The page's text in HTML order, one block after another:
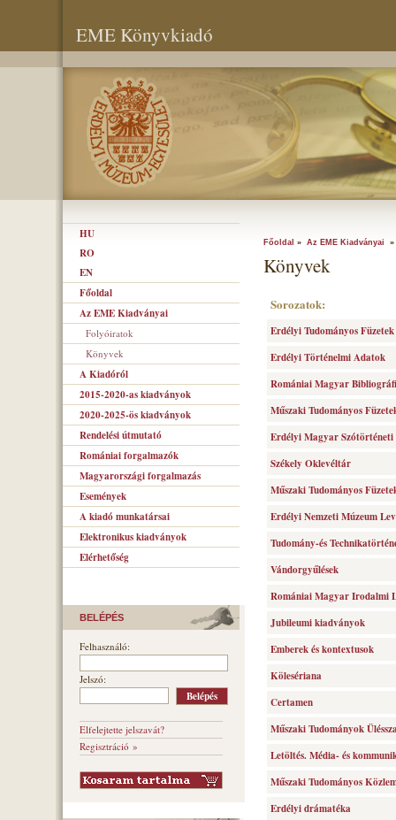
EME Könyvkiadó
HU
RO
EN
Főoldal
Az EME Kiadványai
Folyóiratok
Könyvek
A Kiadóról
2015-2020-as kiadványok
2020-2025-ös kiadványok
Rendelési útmutató
Romániai forgalmazók
Magyarországi forgalmazás
Események
A kiadó munkatársai
Elektronikus kiadványok
Elérhetőség
BELÉPÉS
Felhasználó:
Jelszó:
Elfelejtette jelszavát?
Regisztráció »
Főoldal » Az EME Kiadványai »
Könyvek
Sorozatok:
Erdélyi Tudományos Füzetek
Erdélyi Történelmi Adatok
Romániai Magyar
Műszaki Tudományos
Erdélyi Magyar Szótörténeti
Székely Oklevéltár
Műszaki Tudományos
Erdélyi Nemzeti Múzeum
Tudomány-és
Vándorgyűlések
Romániai Magyar Irodalmi
Jubileumi kiadványok
Emberek és kontextusok
Kölesériana
Certamen
Műszaki Tudományok
Letöltés. Média- és
Műszaki Tudományos
Erdélyi drámatéka